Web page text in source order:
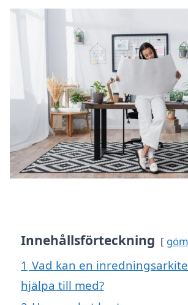
Innehållsförteckning
1 Vad kan en
hjälpa till med?